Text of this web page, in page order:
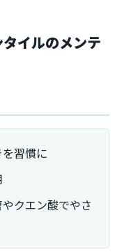
イルのメンテ
習慣に
クエン酸でやさ